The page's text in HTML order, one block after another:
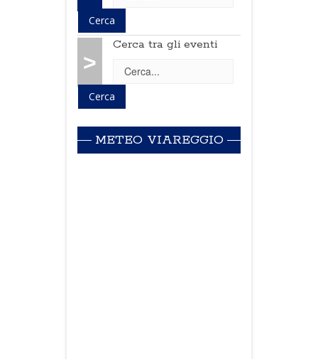
>
Cerca tra gli eventi
METEO VIAREGGIO